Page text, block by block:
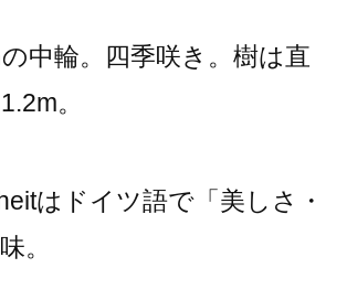
中輪。四季咲き。樹は直
。
はドイツ語で「美しさ・
。